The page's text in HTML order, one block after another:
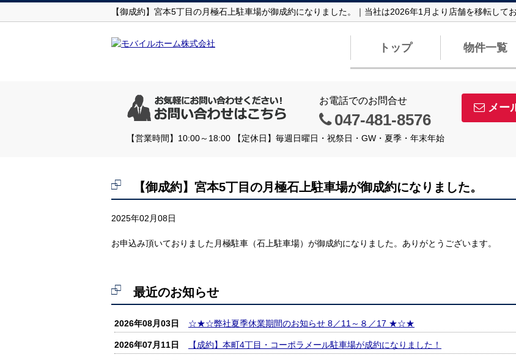
【御成約】宮本5丁目の月極石上駐車場が御成約になりました。｜当社は2026年1月より店舗を移転して
トップ 物件一覧
お電話でのお問合せ
047-481-8576
メー
【営業時間】10:00～18:00 【定休日】毎週日曜日・祝祭日・GW・夏季・年末年始
【御成約】宮本5丁目の月極石上駐車場が御成約になりました。
2025年02月08日
お申込み頂いておりました月極駐車（石上駐車場）が御成約になりました。ありがとうございます。
最近のお知らせ
2026年08月03日 ☆★☆弊社夏季休業期間のお知らせ 8／11～８／17 ★☆★
2026年07月11日 【成約】本町4丁目・コーポラメール駐車場が成約になりました！